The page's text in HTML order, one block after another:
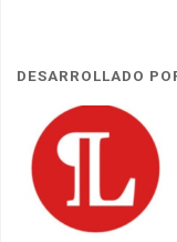
DESARROLLADO